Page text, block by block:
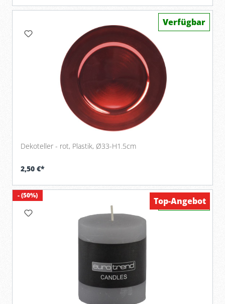
Dekoteller - rot, Plastik, Ø33-H1.5cm
2,50 €*
Verfügbar
- (50%)
Verfügbar
Top-Angebot